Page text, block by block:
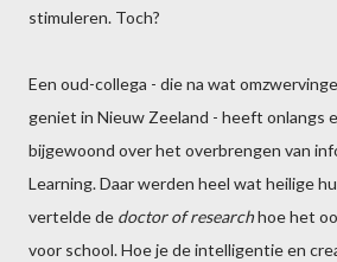
stimuleren. Toch?
Een oud-collega - die na wat
geniet in Nieuw Zeeland - heeft onlangs
bijgewoond over het overbrengen van
Learning. Daar werden heel wat heilige
vertelde de doctor of researchhoe het
voor school. Hoe je de intelligentie en